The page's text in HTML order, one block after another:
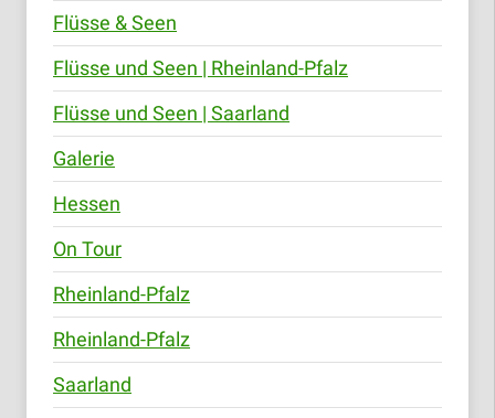
Flüsse & Seen
Flüsse und Seen | Rheinland-Pfalz
Flüsse und Seen | Saarland
Galerie
Hessen
On Tour
Rheinland-Pfalz
Rheinland-Pfalz
Saarland